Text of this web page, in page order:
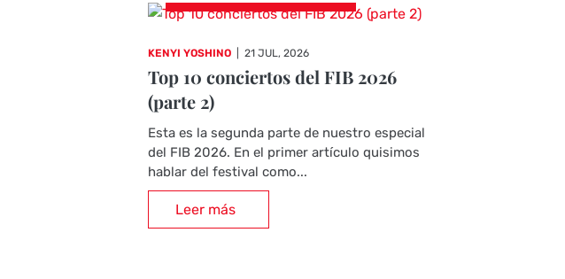
KENYI YOSHINO 21 JUL, 2026
Top 10 conciertos del FIB 2026
(parte 2)
Esta es la segunda parte de nuestro especial
del FIB 2026. En el primer artículo quisimos
hablar del festival como...
Leer más